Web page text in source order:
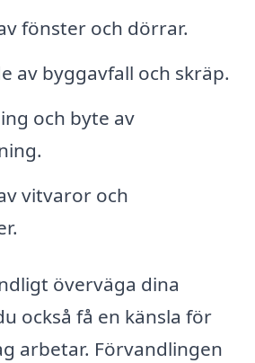
fönster och dörrar.
av byggavfall och skräp.
och byte av
vitvaror och
överväga dina
också få en känsla för
arbetar. Förvandlingen